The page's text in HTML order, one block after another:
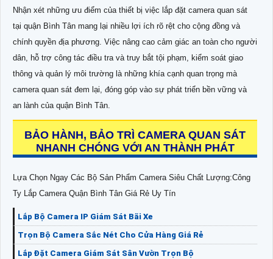
Nhận xét những ưu điểm của thiết bị việc lắp đặt camera quan sát
tại quận Bình Tân mang lại nhiều lợi ích rõ rệt cho cộng đồng và
chính quyền địa phương. Việc nâng cao cảm giác an toàn cho người
dân, hỗ trợ công tác điều tra và truy bắt tội phạm, kiểm soát giao
thông và quản lý môi trường là những khía cạnh quan trọng mà
camera quan sát đem lại, đóng góp vào sự phát triển bền vững và
an lành của quận Bình Tân.
BẢO HÀNH, BẢO TRÌ CAMERA QUAN SÁT
NHANH CHÓNG VỚI AN THÀNH PHÁT
Lựa Chọn Ngay Các Bộ Sản Phẩm Camera Siêu Chất Lượng:Công
Ty Lắp Camera Quận Bình Tân Giá Rẻ Uy Tín
Lắp Bộ Camera IP Giám Sát Bãi Xe
Trọn Bộ Camera Sắc Nét Cho Cửa Hàng Giá Rẻ
Lắp Đặt Camera Giám Sát Sân Vườn Trọn Bộ